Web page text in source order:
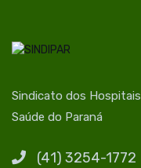
Sindicato dos
Saúde do Paraná
(41) 3254-1772